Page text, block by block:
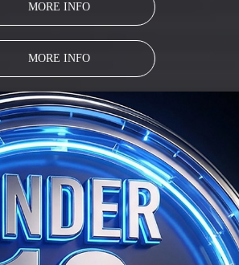
MORE INFO
MORE INFO